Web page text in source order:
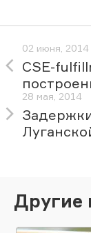
02 июня, 2014
CSE-
28 мая, 2014
Другие